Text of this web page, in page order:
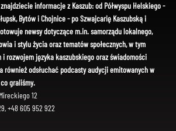
informacje z Kaszub: od Półwyspu Helskiego -
Bytów i Chojnice - po Szwajcarię Kaszubską i
newsy dotyczące m.in. samorządu lokalnego,
i stylu życia oraz tematów społecznych, w tym
rozwojem języka kaszubskiego oraz świadomości
również odsłuchać podcasty audycji emitowanych w
graliśmy.
12
+48 605 952 922